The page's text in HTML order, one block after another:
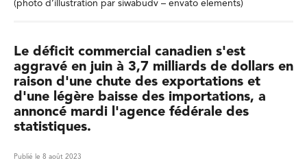
(photo d’illustration par siwabudv – envato elements)
Le déficit commercial canadien s'est
aggravé en juin à 3,7 milliards de dollars en
raison d'une chute des exportations et
d'une légère baisse des importations, a
annoncé mardi l'agence fédérale des
statistiques.
Publié le 8 août 2023